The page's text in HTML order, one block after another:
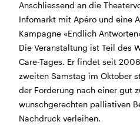
KASSE und TELEFON
Tel. 056 450 35 65
Montag bis Freitag ab 17 Uhr
Samstag und Sonntag ab 10
BAR+BISTRO
Montag bis Donnerstag
Freitag 11.30 Uhr bis 24 Uhr
Anschliessend an die
Infomarkt mit Apéro und eine
Kampagne «Endlich
Die Veranstaltung ist Teil des
Care-Tages. Er findet seit
zweiten Samstag im Oktober
der Forderung nach einer gut
wunschgerechten palliativen
Nachdruck verleihen.